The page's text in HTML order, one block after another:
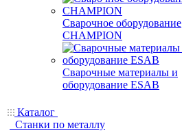
Сварочное оборудование
CHAMPION
Сварочные материалы и
оборудование ESAB
Каталог
Станки по металлу